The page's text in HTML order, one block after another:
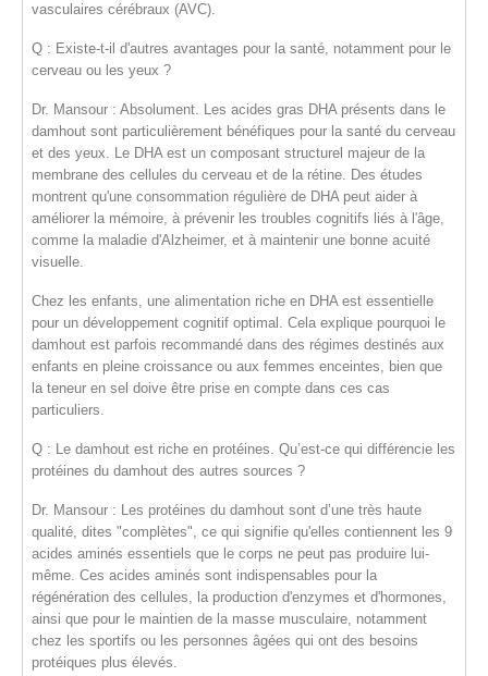
vasculaires cérébraux (AVC).
Q : Existe-t-il d'autres avantages pour la santé, notamment pour le
cerveau ou les yeux ?
Dr. Mansour :Absolument. Lesacides gras DHAprésents dans le
damhout sont particulièrement bénéfiques pour la santé ducerveau
et desyeux. Le DHA est un composant structurel majeur de la
membrane des cellules du cerveau et de la rétine. Des études
montrent qu'une consommation régulière de DHA peut aider à
améliorer la mémoire, à prévenir lestroubles cognitifs liés à l'âge,
comme la maladie d'Alzheimer, et à maintenir une bonneacuité
visuelle.
Chez les enfants, une alimentation riche en DHA est essentielle
pour undéveloppement cognitif optimal . Cela explique pourquoi le
damhout est parfois recommandé dans des régimes destinés aux
enfants en pleine croissance ou aux femmes enceintes, bien que
la teneur en sel doive être prise en compte dans ces cas
particuliers.
Q : Le damhout est riche en protéines. Qu’est-ce qui différencie les
protéines du damhout des autres sources ?
Dr. Mansour : Les protéines du damhout sont d’unetrès haute
qualité, dites "complètes", ce qui signifie qu'elles contiennent les9
acides aminés essentiels que le corps ne peut pas produire lui-
même. Ces acides aminés sont indispensables pour la
régénération des cellules, la production d'enzymes et d'hormones,
ainsi que pour le maintien de la masse musculaire, notamment
chez les sportifs ou les personnes âgées qui ont des besoins
protéiques plus élevés.